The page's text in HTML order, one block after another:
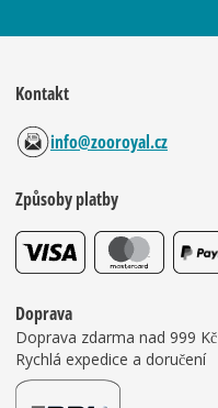
Kontakt
info@zooroyal.cz
Způsoby platby
Doprava
Doprava zdarma nad 999 Kč
Rychlá expedice a doručení